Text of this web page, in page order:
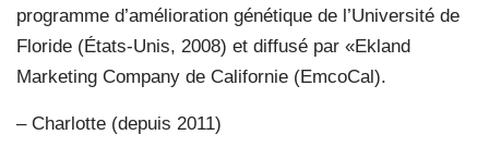
programme d’amélioration génétique de l’Université de
Floride (États-Unis, 2008) et diffusé par «Ekland
Marketing Company de Californie (EmcoCal).
– Charlotte (depuis 2011)